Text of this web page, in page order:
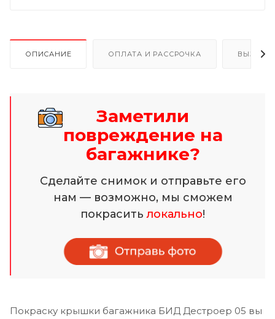
ОПИСАНИЕ ОПЛАТА И РАССРОЧКА ВЫЗОВ
Заметили
повреждение на
багажнике?
Сделайте снимок и отправьте его
нам — возможно, мы сможем
покраситьлокально!
Покраску крышки багажника БИД Дестроер 05 вы